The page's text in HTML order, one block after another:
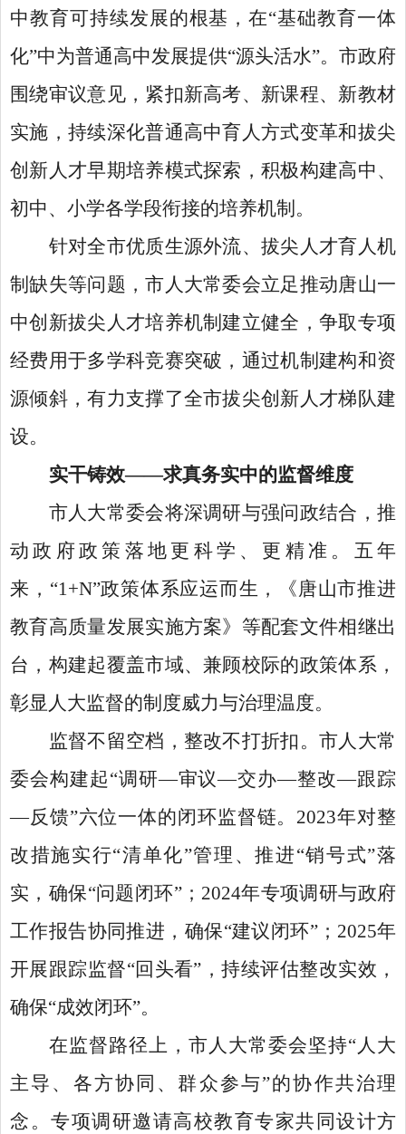
中教育可持续发展的根基，在“基础教育一体
化”中为普通高中发展提供“源头活水”。市政府
围绕审议意见，紧扣新高考、新课程、新教材
实施，持续深化普通高中育人方式变革和拔尖
创新人才早期培养模式探索，积极构建高中、
初中、小学各学段衔接的培养机制。
针对全市优质生源外流、拔尖人才育人机
制缺失等问题，市人大常委会立足推动唐山一
中创新拔尖人才培养机制建立健全，争取专项
经费用于多学科竞赛突破，通过机制建构和资
源倾斜，有力支撑了全市拔尖创新人才梯队建
设。
实干铸效——求真务实中的监督维度
市人大常委会将深调研与强问政结合，推
动政府政策落地更科学、更精准。五年
来， “1+N”政策体系应运而生，《唐山市推进
教育高质量发展实施方案》等配套文件相继出
台，构建起覆盖市域、兼顾校际的政策体系，
彰显人大监督的制度威力与治理温度。
监督不留空档，整改不打折扣。市人大常
委会构建起“调研—审议—交办—整改—跟踪
—反馈”六位一体的闭环监督链。2023年对整
改措施实行“清单化”管理、推进“销号式”落
实，确保“问题闭环”；2024年专项调研与政府
工作报告协同推进，确保“建议闭环”；2025年
开展跟踪监督“回头看”，持续评估整改实效，
确保“成效闭环”。
在监督路径上，市人大常委会坚持“人大
主导、各方协同、群众参与”的协作共治理
念。专项调研邀请高校教育专家共同设计方